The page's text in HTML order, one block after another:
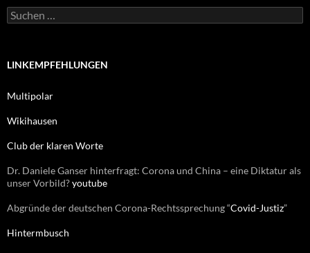
r
S
u
e
a
h
LINKEMPFEHLUNGEN
Multipolar
Wikihausen
Club der klaren Worte
Dr. Daniele Ganser hinterfragt: Corona und China – eine Diktatur als
unser Vorbild?youtube
Abgründe der deutschen Corona-Rechtssprechung “Covid-Justiz”
Hintermbusch